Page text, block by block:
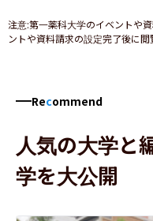
注意:第一薬科大学のイベントや
ントや資料請求の設定完了後に閲
Recommend
人気の大学と
学を大公開